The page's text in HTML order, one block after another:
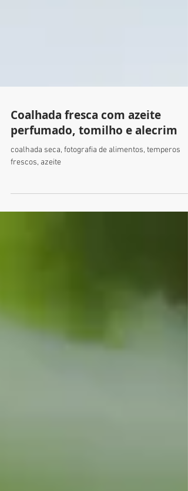
Coalhada fresca com azeite
perfumado, tomilho e alecrim
frescos, azeite